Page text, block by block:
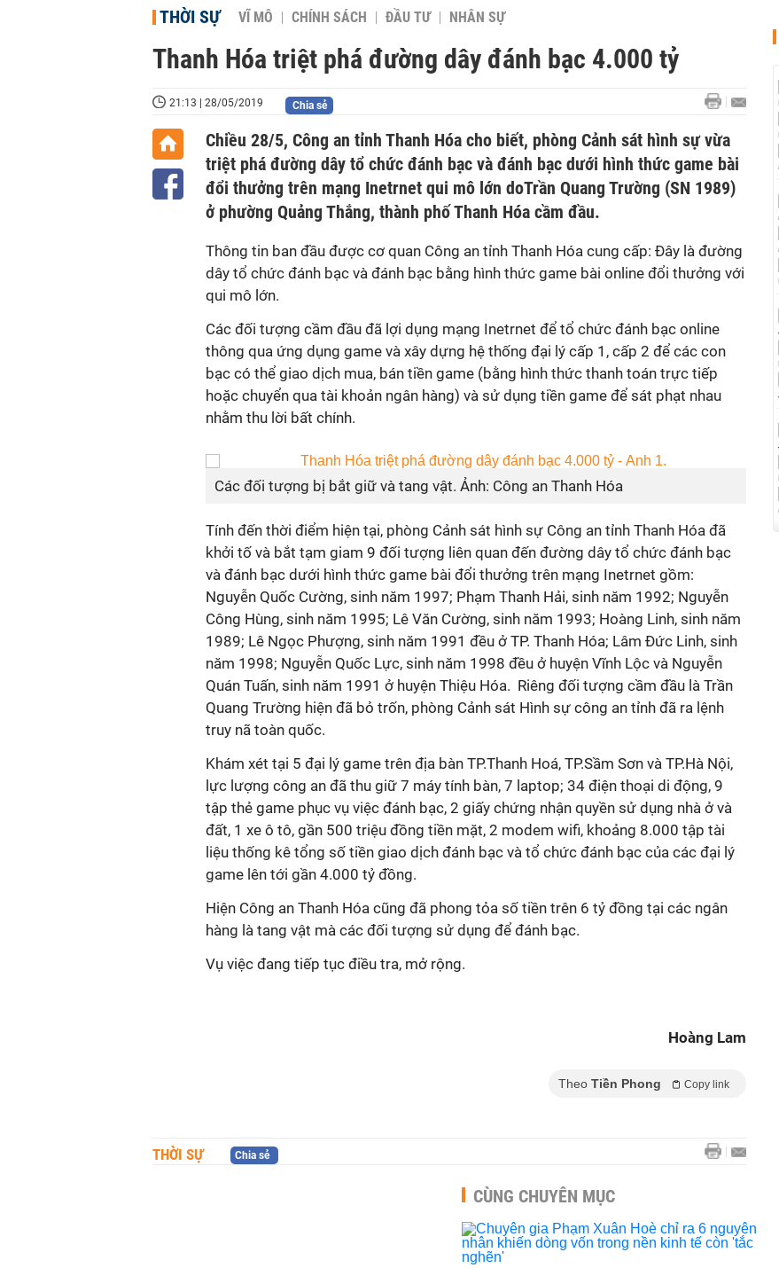
THỜI SỰ VĨ MÔ CHÍNH SÁCH ĐẦU TƯ NHÂN SỰ
Thanh Hóa triệt phá đường dây đánh bạc 4.000 tỷ
21:13 | 28/05/2019 Chia sẻ
Chiều 28/5, Công an tỉnh Thanh Hóa cho biết, phòng Cảnh sát hình sự vừa
triệt phá đường dây tổ chức đánh bạc và đánh bạc dưới hình thức game bài
đổi thưởng trên mạng Inetrnet qui mô lớn doTrần Quang Trường (SN 1989)
ở phường Quảng Thắng, thành phố Thanh Hóa cầm đầu.
Thông tin ban đầu được cơ quan Công an tỉnh Thanh Hóa cung cấp: Đây là đường
dây tổ chức đánh bạc và đánh bạc bằng hình thức game bài online đổi thưởng với
qui mô lớn.
Các đối tượng cầm đầu đã lợi dụng mạng Inetrnet để tổ chức đánh bạc online
thông qua ứng dụng game và xây dựng hệ thống đại lý cấp 1, cấp 2 để các con
bạc có thể giao dịch mua, bán tiền game (bằng hình thức thanh toán trực tiếp
hoặc chuyển qua tài khoản ngân hàng) và sử dụng tiền game để sát phạt nhau
nhằm thu lời bất chính.
Các đối tượng bị bắt giữ và tang vật. Ảnh: Công an Thanh Hóa
Tính đến thời điểm hiện tại, phòng Cảnh sát hình sự Công an tỉnh Thanh Hóa đã
khởi tố và bắt tạm giam 9 đối tượng liên quan đến đường dây tổ chức đánh bạc
và đánh bạc dưới hình thức game bài đổi thưởng trên mạng Inetrnet gồm:
Nguyễn Quốc Cường, sinh năm 1997; Phạm Thanh Hải, sinh năm 1992; Nguyễn
Công Hùng, sinh năm 1995; Lê Văn Cường, sinh năm 1993; Hoàng Linh, sinh năm
1989; Lê Ngọc Phượng, sinh năm 1991 đều ở TP. Thanh Hóa; Lâm Đức Linh, sinh
năm 1998; Nguyễn Quốc Lực, sinh năm 1998 đều ở huyện Vĩnh Lộc và Nguyễn
Quán Tuấn, sinh năm 1991 ở huyện Thiệu Hóa. Riêng đối tượng cầm đầu là Trần
Quang Trường hiện đã bỏ trốn, phòng Cảnh sát Hình sự công an tỉnh đã ra lệnh
truy nã toàn quốc.
Khám xét tại 5 đại lý game trên địa bàn TP.Thanh Hoá, TP.Sầm Sơn và TP.Hà Nội,
lực lượng công an đã thu giữ 7 máy tính bàn, 7 laptop; 34 điện thoại di động, 9
tập thẻ game phục vụ việc đánh bạc, 2 giấy chứng nhận quyền sử dụng nhà ở và
đất, 1 xe ô tô, gần 500 triệu đồng tiền mặt, 2 modem wifi, khoảng 8.000 tập tài
liệu thống kê tổng số tiền giao dịch đánh bạc và tổ chức đánh bạc của các đại lý
game lên tới gần 4.000 tỷ đồng.
Hiện Công an Thanh Hóa cũng đã phong tỏa số tiền trên 6 tỷ đồng tại các ngân
hàng là tang vật mà các đối tượng sử dụng để đánh bạc.
Vụ việc đang tiếp tục điều tra, mở rộng.
Hoàng Lam
Theo Tiền Phong Copy link
THỜI SỰ Chia sẻ
CÙNG CHUYÊN MỤC